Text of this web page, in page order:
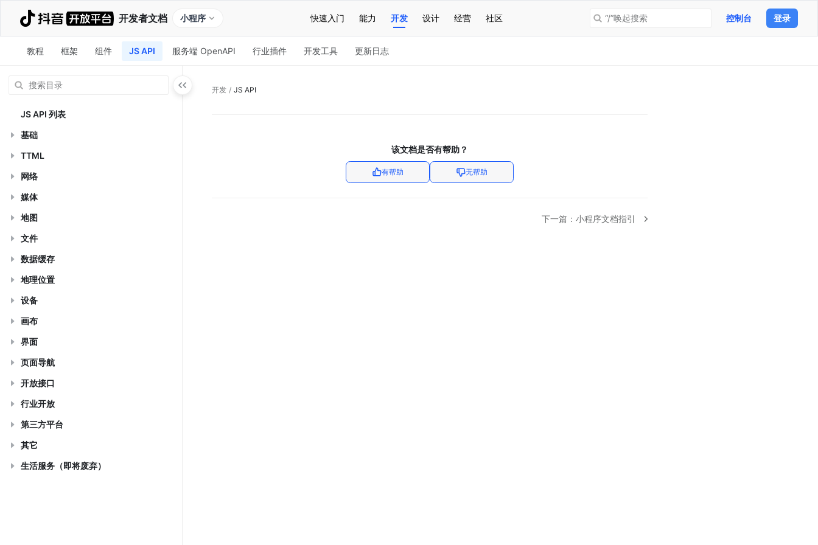
开发者文档 小程序 快速入门 能力 开发 设计 经营 社区 “/”唤起搜索 控制台 登录
教程 框架 组件 JS API 服务端 OpenAPI 行业插件 开发工具 更新日志
JS API 列表
基础
TTML
网络
媒体
地图
文件
数据缓存
地理位置
设备
画布
界面
页面导航
开放接口
行业开放
第三方平台
其它
生活服务（即将废弃）
开发 / JS API
该文档是否有帮助？
有帮助 无帮助
下一篇： 小程序文档指引